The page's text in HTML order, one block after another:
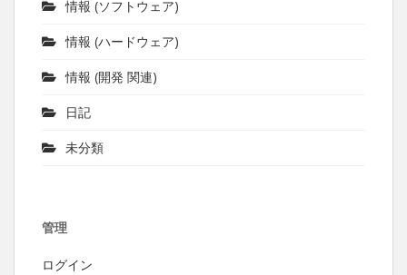
情報 (ソフトウェア)
情報 (ハードウェア)
情報 (開発 関連)
日記
未分類
管理
ログイン